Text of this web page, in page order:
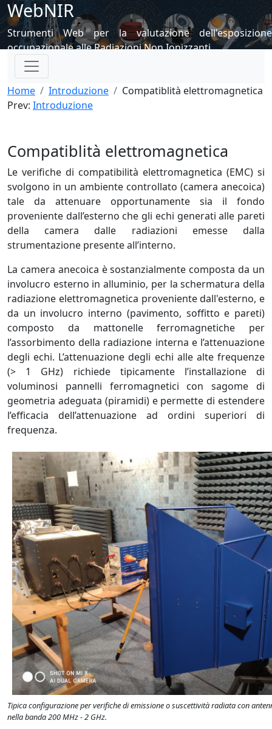
WebNIR
Strumenti Web per la valutazione dell'esposizione
occupazionale alle Radiazioni Non Ionizzanti
Home Introduzione
Compatiblità elettromagnetica
Prev: Introduzione
Compatiblità elettromagnetica
Le verifiche di compatibilità elettromagnetica (EMC) si
svolgono in un ambiente controllato (camera anecoica)
tale da attenuare opportunamente sia il fondo
proveniente dall’esterno che gli echi generati alle pareti
della camera dalle radiazioni emesse dalla
strumentazione presente all’interno.
La camera anecoica è sostanzialmente composta da un
involucro esterno in alluminio, per la schermatura della
radiazione elettromagnetica proveniente dall'esterno, e
da un involucro interno (pavimento, soffitto e pareti)
composto da mattonelle ferromagnetiche per
l’assorbimento della radiazione interna e l’attenuazione
degli echi. L’attenuazione degli echi alle alte frequenze
(> 1 GHz) richiede tipicamente l’installazione di
voluminosi pannelli ferromagnetici con sagome di
geometria adeguata (piramidi) e permette di estendere
l’efficacia dell’attenuazione ad ordini superiori di
frequenza.
Tipica configurazione per verifiche di emissione o suscettività radiata con
nella banda 200 MHz - 2 GHz.